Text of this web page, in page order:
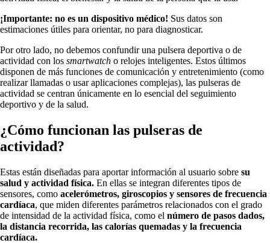
¡Importante: no es un dispositivo médico! Sus datos son
estimaciones útiles para orientar, no para diagnosticar.
Por otro lado, no debemos confundir una pulsera deportiva o de
actividad con los smartwatch o relojes inteligentes. Estos últimos
disponen de más funciones de comunicación y entretenimiento (como
realizar llamadas o usar aplicaciones complejas), las pulseras de
actividad se centran únicamente en lo esencial del seguimiento
deportivo y de la salud.
¿Cómo funcionan las pulseras de
actividad?
Estas están diseñadas para aportar información al usuario sobre su
salud y actividad física. En ellas se integran diferentes tipos de
sensores, como acelerómetros, giroscopios y sensores de frecuencia
cardíaca, que miden diferentes parámetros relacionados con el grado
de intensidad de la actividad física, como el número de pasos dados,
la distancia recorrida, las calorías quemadas y la frecuencia
cardíaca.